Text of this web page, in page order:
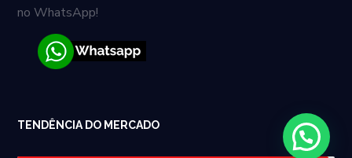
no WhatsApp!
TENDÊNCIA DO MERCADO